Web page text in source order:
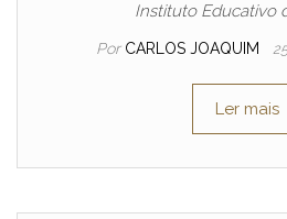
Instituto Educativo
Por CARLOS JOAQUIM
Ler mais